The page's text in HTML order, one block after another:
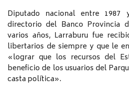
Diputado nacional entre
directorio del Banco Provincia
varios años, Larraburu fue
libertarios de siempre y que le
«lograr que los recursos del
beneficio de los usuarios del
casta política».